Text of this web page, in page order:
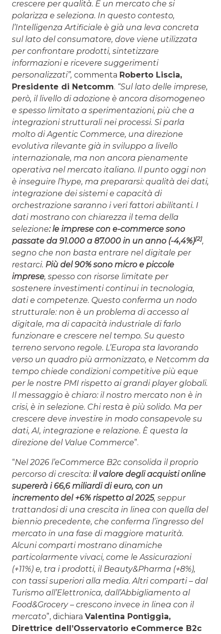
crescere per qualità. È un mercato che si
polarizza e seleziona. In questo contesto,
l’Intelligenza Artificiale è già una leva concreta
sul lato del consumatore, dove viene utilizzata
per confrontare prodotti, sintetizzare
informazioni e ricevere suggerimenti
personalizzati”, commenta Roberto Liscia,
Presidente di Netcomm. “Sul lato delle imprese,
però, il livello di adozione è ancora disomogeneo
e spesso limitato a sperimentazioni, più che a
integrazioni strutturali nei processi. Si parla
molto di Agentic Commerce, una direzione
evolutiva rilevante già in sviluppo a livello
internazionale, ma non ancora pienamente
operativa nel mercato italiano. Il punto oggi non
è inseguire l’hype, ma prepararsi: qualità dei dati,
integrazione dei sistemi e capacità di
orchestrazione saranno i veri fattori abilitanti. I
dati mostrano con chiarezza il tema della
selezione: le imprese con e-commerce sono
passate da 91.000 a 87.000 in un anno (-4,4%)[2],
segno che non basta entrare nel digitale per
restarci. Più del 90% sono micro e piccole
imprese, spesso con risorse limitate per
sostenere investimenti continui in tecnologia,
dati e competenze. Questo conferma un nodo
strutturale: non è un problema di accesso al
digitale, ma di capacità industriale di farlo
funzionare e crescere nel tempo. Su questo
terreno servono regole. L’Europa sta lavorando
verso un quadro più armonizzato, e Netcomm da
tempo chiede condizioni competitive più eque
per le nostre PMI rispetto ai grandi player globali.
Il messaggio è chiaro: il nostro mercato non è in
crisi, è in selezione. Chi resta è più solido. Ma per
crescere deve investire in modo consapevole su
dati, AI, integrazione e relazione. È questa la
direzione del Value Commerce”.
“Nel 2026 l’eCommerce B2c consolida il proprio
percorso di crescita: il valore degli acquisti online
supererà i 66,6 miliardi di euro, con un
incremento del +6% rispetto al 2025, seppur
trattandosi di una crescita in linea con quella del
biennio precedente, che conferma l’ingresso del
mercato in una fase di maggiore maturità.
Alcuni comparti mostrano dinamiche
particolarmente vivaci, come le Assicurazioni
(+11%) e, tra i prodotti, il Beauty&Pharma (+8%),
con tassi superiori alla media. Altri comparti – dal
Turismo all’Elettronica, dall’Abbigliamento al
Food&Grocery – crescono invece in linea con il
mercato”, dichiara Valentina Pontiggia,
Direttrice dell’Osservatorio eCommerce B2c